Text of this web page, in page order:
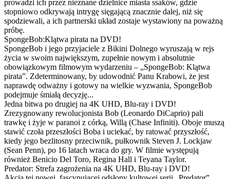
prowadzi ich przez nieznane dzielnice miasta ssaków, gdzie
stopniowo odkrywają intrygę sięgającą znacznie dalej, niż się
spodziewali, a ich partnerski układ zostaje wystawiony na poważną
próbę.
SpongeBob:Klątwa pirata na DVD!
SpongeBob i jego przyjaciele z Bikini Dolnego wyruszają w rejs
życia w swoim największym, zupełnie nowym i absolutnie
obowiązkowym filmowym wydarzeniu – „SpongeBob: Klątwa
pirata”. Zdeterminowany, by udowodnić Panu Krabowi, że jest
naprawdę odważny i gotowy na wielkie wyzwania, SpongeBob
podejmuje śmiałą decyzję...
Jedna bitwa po drugiej na 4K UHD, Blu-ray i DVD!
Zrezygnowany rewolucjonista Bob (Leonardo DiCaprio) pali
trawkę i żyje w paranoi z córką, Willą (Chase Infiniti). Oboje muszą
stawić czoła przeszłości Boba i uciekać, by ratować przyszłość,
kiedy jego bezlitosny przeciwnik, pułkownik Steven J. Lockjaw
(Sean Penn), po 16 latach wraca do gry. W filmie występują
również Benicio Del Toro, Regina Hall i Teyana Taylor.
Predator: Strefa zagrożenia na 4K UHD, Blu-ray i DVD!